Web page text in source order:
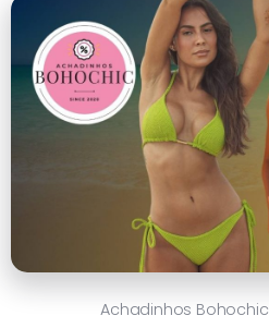
Achadinhos Bohochic